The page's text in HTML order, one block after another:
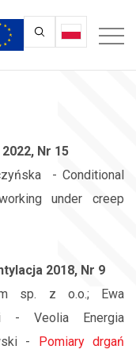
Nr 15
- Conditional
under creep
2018, Nr 9
sp. z o.o.; Ewa
- Veolia Energia
- Pomiary drgań